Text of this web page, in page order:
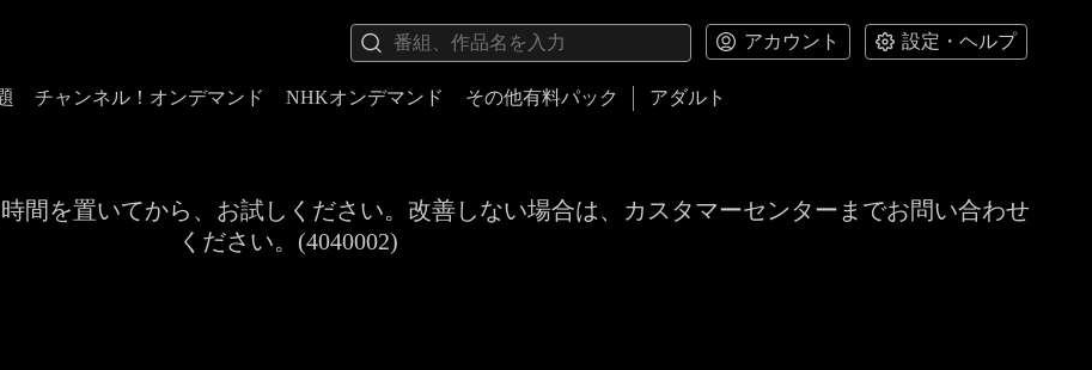
アカウント 設定・ヘルプ
チャンネル！オンデマンド NHKオンデマンド その他有料パック アダルト
間を置いてから、お試しください。改善しない場合は、カスタマーセンターまでお問い合わせ
ください。(4040002)